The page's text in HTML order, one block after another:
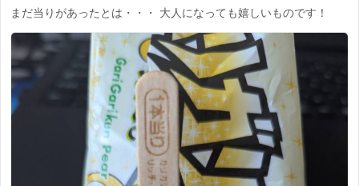
まだ当りがあったとは・・・ 大人になっても嬉しいものです！